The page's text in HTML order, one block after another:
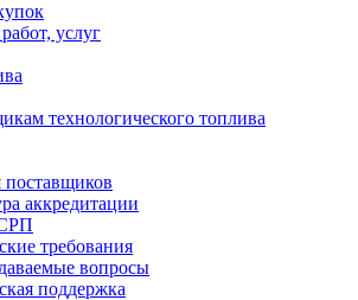
услуг
технологического топлива
аккредитации
требования
вопросы
поддержка